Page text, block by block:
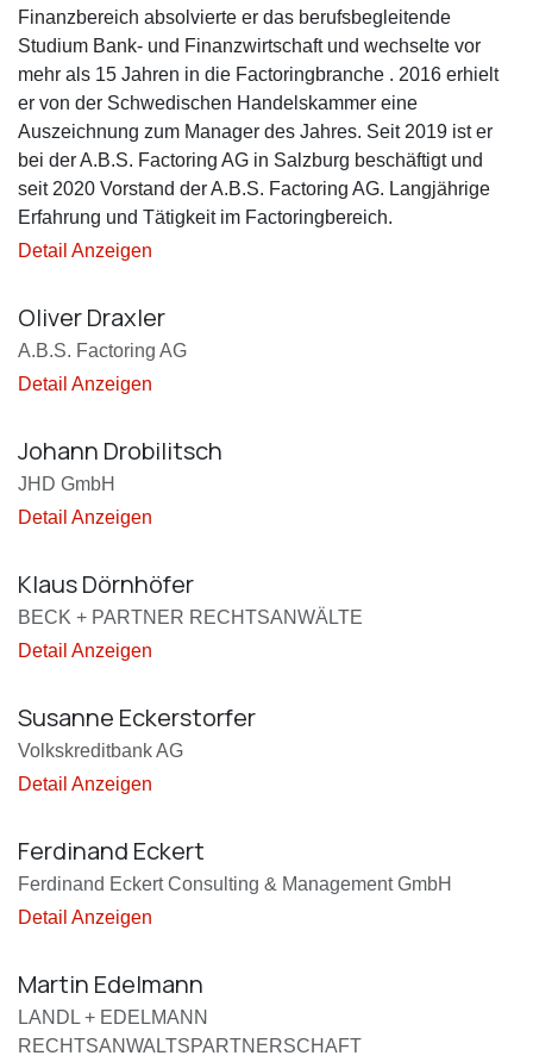
Finanzbereich absolvierte er das berufsbegleitende
Studium Bank- und Finanzwirtschaft und wechselte vor
mehr als 15 Jahren in die Factoringbranche . 2016 erhielt
er von der Schwedischen Handelskammer eine
Auszeichnung zum Manager des Jahres. Seit 2019 ist er
bei der A.B.S. Factoring AG in Salzburg beschäftigt und
seit 2020 Vorstand der A.B.S. Factoring AG. Langjährige
Erfahrung und Tätigkeit im Factoringbereich.
Detail Anzeigen
Oliver Draxler
A.B.S. Factoring AG
Detail Anzeigen
Johann Drobilitsch
JHD GmbH
Detail Anzeigen
Klaus Dörnhöfer
BECK + PARTNER RECHTSANWÄLTE
Detail Anzeigen
Susanne Eckerstorfer
Volkskreditbank AG
Detail Anzeigen
Ferdinand Eckert
Ferdinand Eckert Consulting & Management GmbH
Detail Anzeigen
Martin Edelmann
LANDL + EDELMANN
RECHTSANWALTSPARTNERSCHAFT